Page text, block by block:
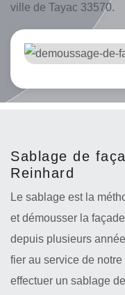
ville de Tayac 33570.
Sablage de
Reinhard
Le sablage est la
et démousser la
depuis plusieurs
fier au service de
effectuer un sablage